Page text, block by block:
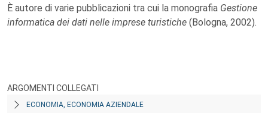
È autore di varie pubblicazioni tra cui la monografia Gestione
informatica dei dati nelle imprese turistiche (Bologna, 2002).
ARGOMENTI COLLEGATI
ECONOMIA, ECONOMIA AZIENDALE